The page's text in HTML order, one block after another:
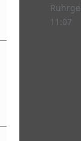
11:07